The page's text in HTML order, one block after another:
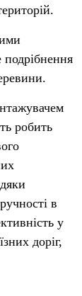
робить
в
у
доріг,